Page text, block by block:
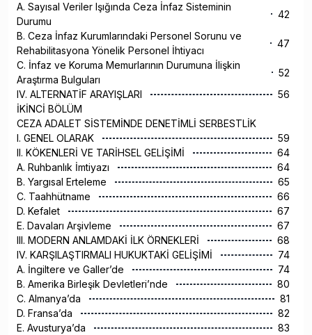
A. Sayısal Veriler Işığında Ceza İnfaz Sisteminin
Durumu
42
B. Ceza İnfaz Kurumlarındaki Personel Sorunu ve
Rehabilitasyona Yönelik Personel İhtiyacı
47
C. İnfaz ve Koruma Memurlarının Durumuna İlişkin
Araştırma Bulguları
52
IV. ALTERNATİF ARAYIŞLARI
56
İKİNCİ BÖLÜM
CEZA ADALET SİSTEMİNDE DENETİMLİ SERBESTLİK
I. GENEL OLARAK
59
II. KÖKENLERİ VE TARİHSEL GELİŞİMİ
64
A. Ruhbanlık İmtiyazı
64
B. Yargısal Erteleme
65
C. Taahhütname
66
D. Kefalet
67
E. Davaları Arşivleme
67
III. MODERN ANLAMDAKİ İLK ÖRNEKLERİ
68
IV. KARŞILAŞTIRMALI HUKUKTAKİ GELİŞİMİ
74
A. İngiltere ve Galler’de
74
B. Amerika Birleşik Devletleri’nde
80
C. Almanya’da
81
D. Fransa’da
82
E. Avusturya’da
83